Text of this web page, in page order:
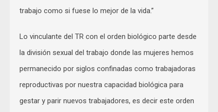
trabajo como si fuese lo mejor de la vida.”
Lo vinculante del TR con el orden biológico parte desde
la división sexual del trabajo donde las mujeres hemos
permanecido por siglos confinadas como trabajadoras
reproductivas por nuestra capacidad biológica para
gestar y parir nuevos trabajadores, es decir este orden